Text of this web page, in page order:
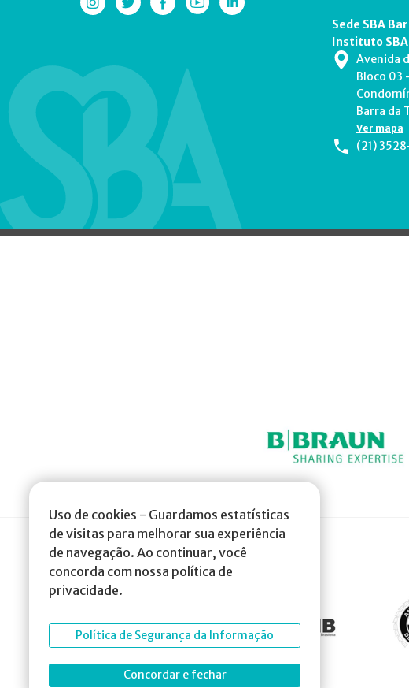
Uso de cookies - Guardamos estatísticas
de visitas para melhorar sua experiência
de navegação. Ao continuar, você
concorda com nossa política de
privacidade.
Política de Segurança da Informação
Concordar e fechar
Sede SBA
Instituto
Avenida
Bloco 03
Barra da
Ver mapa
(21)